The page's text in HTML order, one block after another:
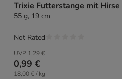
Trixie Futterstange mit Hirse
55 g, 19 cm
UVP 1,29 €
0,99 €
18,00 € / kg
Not Rated